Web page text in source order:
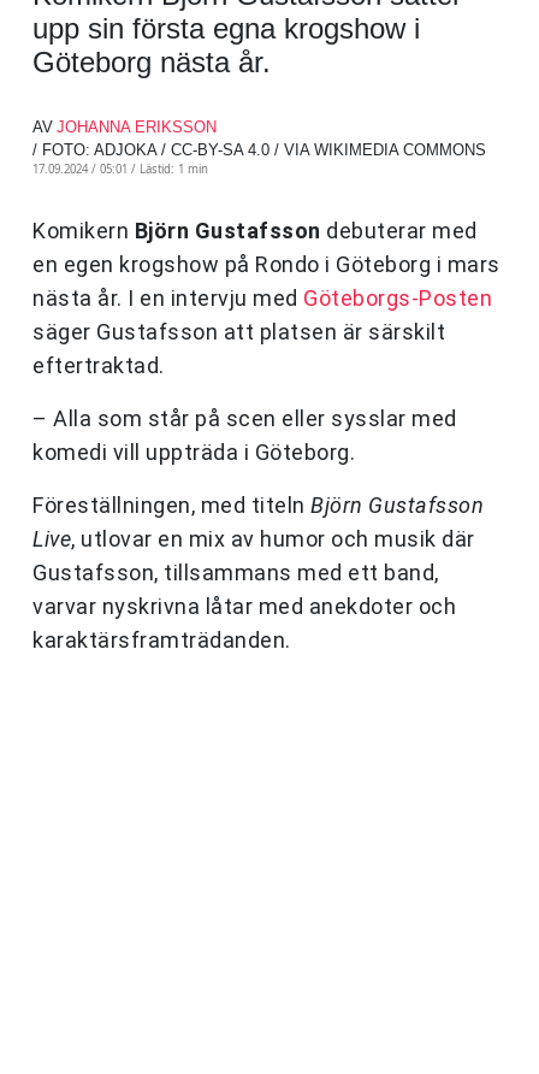
upp sin första egna krogshow i
Göteborg nästa år.
AV JOHANNA ERIKSSON
/ FOTO: ADJOKA / CC-BY-SA 4.0 / VIA WIKIMEDIA COMMONS
17.09.2024 / 05:01 / Lästid: 1 min
Komikern Björn Gustafsson debuterar med
en egen krogshow på Rondo i Göteborg i mars
nästa år. I en intervju med Göteborgs-Posten
säger Gustafsson att platsen är särskilt
eftertraktad.
– Alla som står på scen eller sysslar med
komedi vill uppträda i Göteborg.
Föreställningen, med titeln Björn Gustafsson
Live, utlovar en mix av humor och musik där
Gustafsson, tillsammans med ett band,
varvar nyskrivna låtar med anekdoter och
karaktärsframträdanden.